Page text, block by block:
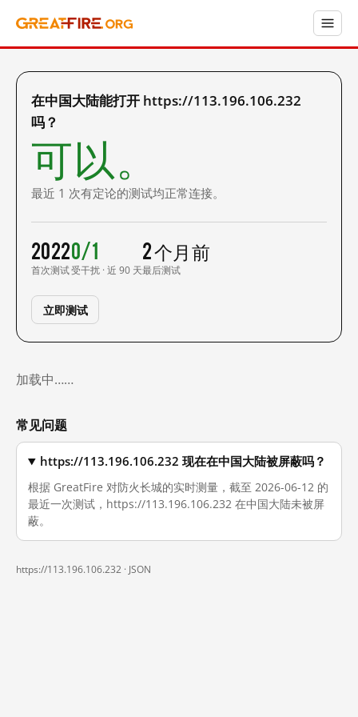
在中国大陆能打开 https://113.196.106.232
吗？
可以。
最近 1 次有定论的测试均正常连接。
2022
首次测试
0/1
受干扰 · 近 90 天
2 个月前
最后测试
立即测试
加载中……
常见问题
https://113.196.106.232 现在在中国大陆被屏蔽吗？
根据 GreatFire 对防火长城的实时测量，截至 2026-06-12 的
最近一次测试，https://113.196.106.232 在中国大陆未被屏
蔽。
https://113.196.106.232 · JSON